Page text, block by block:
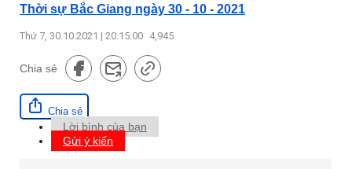
Thời sự Bắc Giang ngày 30 - 10 - 2021
Thứ 7, 30.10.2021 | 20:15:00 4,945
Chia sẻ
Chia sẻ
Lời bình của bạn
Gửi ý kiến